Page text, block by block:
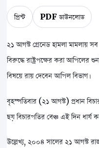
প্রিন্ট PDF ডাউনলোড
২১ আগস্ট গ্রেনেড হামলা মামলায় সব আসামিকে খালাস দিয়ে হাইকোর্টের রায়ের
বিরুদ্ধে রাষ্ট্রপক্ষের করা আপিলের
বিষয়ে রায় দেবেন আপিল বিভাগ।
বৃহস্পতিবার (২১ আগস্ট) প্রধান
ছয় বিচারপতির বেঞ্চ এই দিন ধার্য
উল্লেখ্য, ২০০৪ সালের ২১ আগস্ট